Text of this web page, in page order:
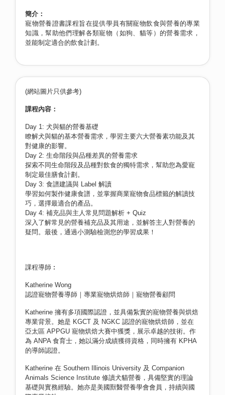
簡介：
寵物營養證書課程旨在提供學員有關寵物飲食與營養的專業
知識，幫助他們理解各類寵物（如狗、貓等）的營養需求，
並能制定適合的飲食計劃。
(網站圖片只供參考)
課程內容：
Day 1: 犬與貓的營養基礎
瞭解犬與貓的基本營養需求，學習主要六大營養素功能及其
對健康的影響。
Day 2: 生命階段與品種差異的營養需求
探索不同生命階段及品種對飲食的獨特需求，幫助您為愛寵
制定最佳膳食計劃。
Day 3: 食譜建議與 Label 解讀
學習如何製作健康食譜，並掌握商業寵物食品標籤的解讀技
巧，選擇最適合的產品。
Day 4: 補充品與主人常見問題解析 + Quiz
深入了解常見的營養補充品及其用途，並解答主人對營養的
疑問。最後，通過小測驗檢測您的學習成果！
課程導師︰
Katherine Wong
認證寵物營養導師｜專業寵物烘焙師｜寵物營養顧問
Katherine 擁有多項國際認證，並具備紮實的寵物營養與烘焙
專業背景。她是 KGCT 及 NGKC 認證的寵物烘焙師，並在
亞太區 APPGU 寵物烘焙大賽中獲獎，展示卓越的技術。作
為 ANPA 食育士，她以滿分成績獲得資格，同時擁有 KPHA
的導師認證。
Katherine 在 Southern Illinois University 及 Companion
Animals Science Institute 修讀犬貓營養，具備堅實的理論
基礎與實務經驗。她亦是美國獸醫營養學會會員，持續與國